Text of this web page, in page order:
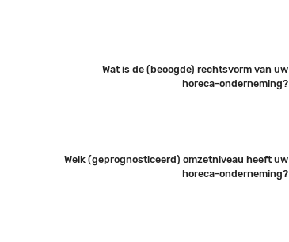
Wat is de (beoogde) rechtsvorm van uw
horeca-onderneming?
Welk (geprognosticeerd) omzetniveau heeft uw
horeca-onderneming?